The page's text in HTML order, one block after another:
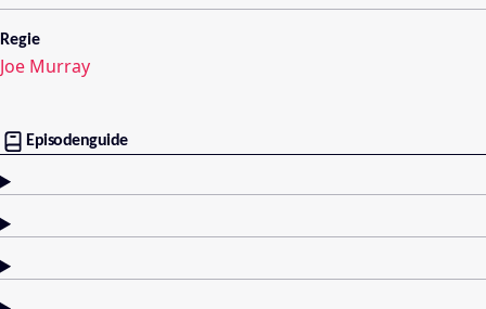
Regie
Joe Murray
Episodenguide